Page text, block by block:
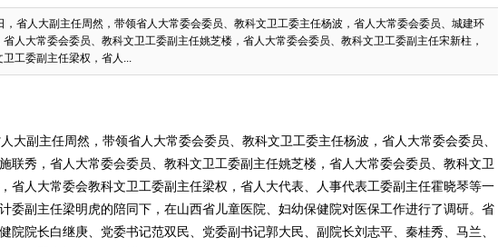
省人大副主任周然，带领省人大常委会委员、教科文卫工委主任杨波，省人大常委会委员、城建环
人大常委会委员、教科文卫工委副主任姚芝楼，省人大常委会委员、教科文卫工委副主任宋新柱，
工委副主任梁权，省人...
人大副主任周然，带领省人大常委会委员、教科文卫工委主任杨波，省人大常委会委员、
联秀，省人大常委会委员、教科文卫工委副主任姚芝楼，省人大常委会委员、教科文卫
省人大常委会教科文卫工委副主任梁权，省人大代表、人事代表工委副主任霍晓琴等一
委副主任梁明虎的陪同下，在山西省儿童医院、妇幼保健院对医保工作进行了调研。省
院院长白继庚、党委书记范双民、党委副书记郭大民、副院长刘志平、秦桂秀、马兰、